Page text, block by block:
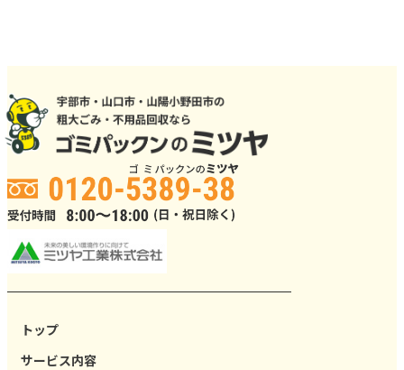
トップ
サービス内容